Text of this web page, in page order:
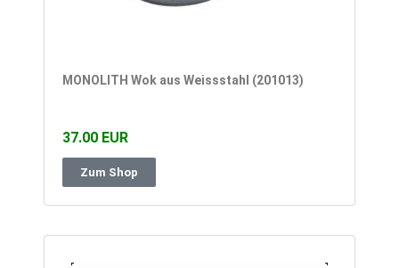
MONOLITH Wok aus Weissstahl (201013)
37.00 EUR
Zum Shop